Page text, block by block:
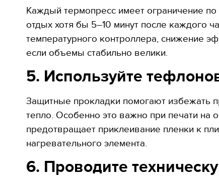
Каждый термопресс имеет ограничение
отдых хотя бы 5–10 минут после каждого
температурного контроллера, снижение
если объемы стабильно велики.
5. Используйте
Защитные прокладки помогают избежать
тепло. Особенно это важно при печати
предотвращает приклеивание пленки к
нагревательного элемента.
6. Проводите